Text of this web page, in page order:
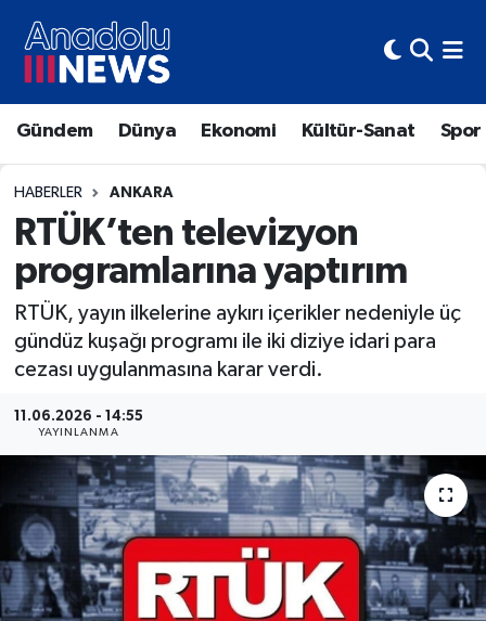
Gündem Dünya Ekonomi Kültür-Sanat Spor
HABERLER ANKARA
RTÜK’ten televizyon
programlarına yaptırım
RTÜK, yayın ilkelerine aykırı içerikler nedeniyle üç
gündüz kuşağı programı ile iki diziye idari para
cezası uygulanmasına karar verdi.
11.06.2026 - 14:55
YAYINLANMA
Hava Durumu
Trafik Durumu
Süper Lig Puan Durumu ve Fikstür
Tüm Manşetler
Son Dakika Haberleri
Haber Arşivi